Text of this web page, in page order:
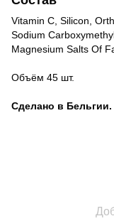
Vitamin C, Silicon,
Sodium
Magnesium Salts Of
Объём 45 шт.
Сделано в Бельгии.